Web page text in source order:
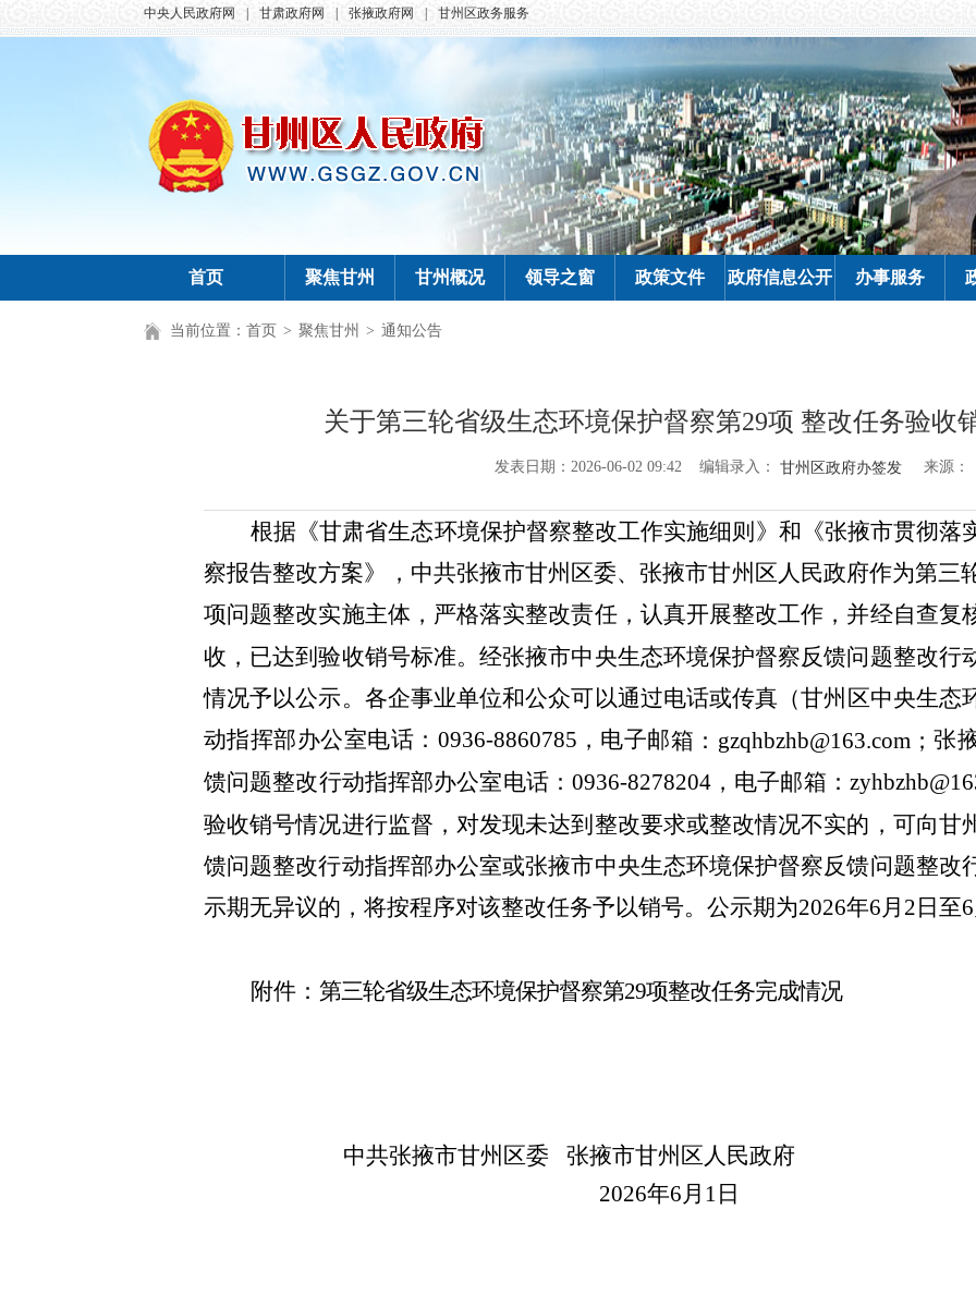
中央人民政府网 甘肃政府网 张掖政府网 甘州区政务服务
首页 聚焦甘州 甘州概况 领导之窗 政策文件 政府信息公开 办事服务
当前位置： 首页 > 聚焦甘州 > 通知公告
关于第三轮省级生态环境保护督察第29项 整改任务验收
发表日期：2026-06-02 09:42 编辑录入： 甘州区政府办签发 来源：
根据《甘肃省生态环境保护督察整改工作实施细则》和《张掖市贯彻落
察报告整改方案》， 中共张掖市甘州区委、张掖市甘州区人民政府作为第三
项问题整改实施主体，严格落实整改责任，认真开展整改工作，并经自查复
收，已达到验收销号标准。经张掖市中央生态环境保护督察反馈问题整改行
情况予以公示。各企事业单位和公众可以通过电话或传真 （甘州区中央生态
动指挥部办公室电话 ： 0936-8860785 ，电子邮箱： gzqhbzhb@163.com； 张
馈问题整改行动指挥部办公室电话： 0936-8278204，电子邮箱：
验收销号情况进行监督，对发现未达到整改要求或整改情况不实的，可向甘
馈问题整改行动指挥部办公室或张掖市中央生态环境保护督察反馈问题整改
示期无异议的，将按程序对该整改任务予以销号。公示期为2026年6月2日至
附件： 第三轮省级生态环境保护督察第29项整改任务完成情况
中共张掖市甘州区委
张掖市甘州区人民政府
2026年6月 1 日